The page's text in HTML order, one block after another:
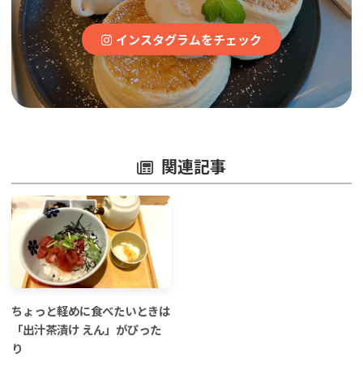
インスタグラムをチェック
関連記事
ちょっと軽めに食べたいときは
「出汁茶漬け えん」がぴった
り